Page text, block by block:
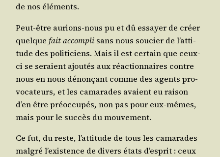
de nos éléments.
Peut-être aurions-nous pu et dû essayer de créer
quelque fait accom­pli sans nous sou­cier de l’at­ti­
tude des poli­ti­ciens. Mais il est cer­tain que ceux-
ci se seraient ajou­tés aux réac­tion­naires contre
nous en nous dénon­çant comme des agents pro­
vo­ca­teurs, et les cama­rades avaient eu rai­son
d’en être pré­oc­cu­pés, non pas pour eux-mêmes,
mais pour le suc­cès du mouvement.
Ce fut, du reste, l’at­ti­tude de tous les cama­rades
mal­gré l’exis­tence de divers états d’es­prit : ceux